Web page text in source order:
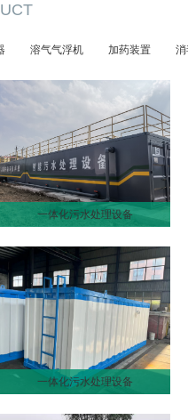
溶气气浮机 加药装置 消
一体化污水处理设备
一体化污水处理设备